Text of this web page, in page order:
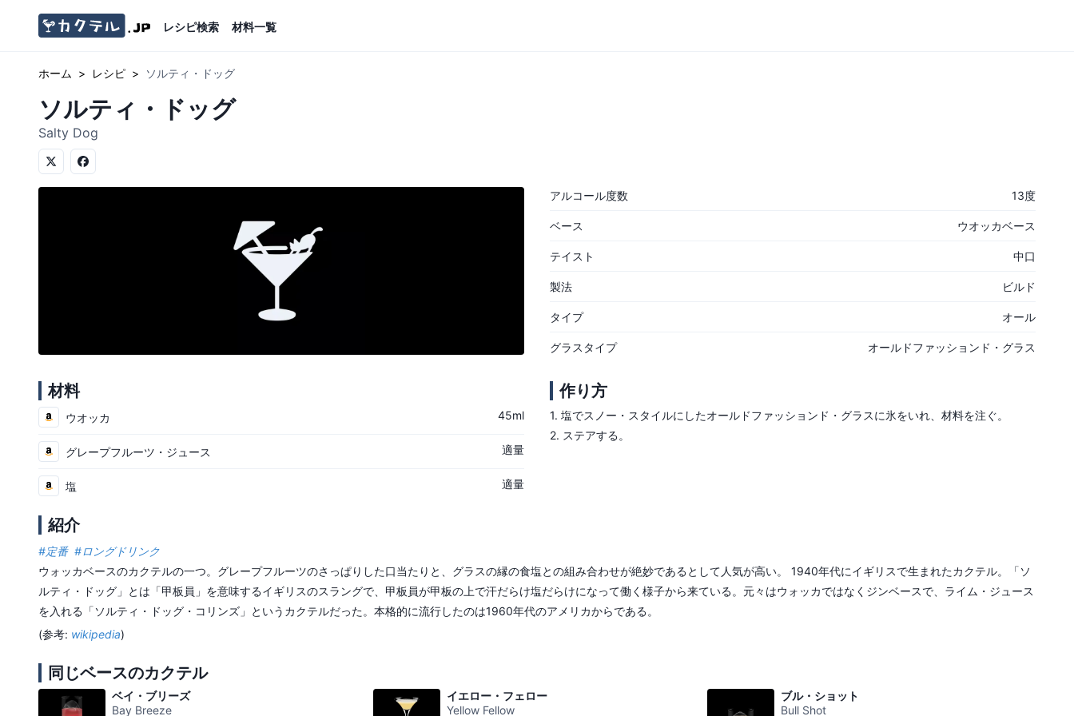
レシピ検索 材料一覧
ホーム > レシピ > ソルティ・ドッグ
ソルティ・ドッグ
Salty Dog
アルコール度数 13度
ベース ウオッカベース
テイスト 中口
製法 ビルド
タイプ オール
グラスタイプ オールドファッションド・グラス
材料
ウオッカ 45ml
グレープフルーツ・ジュース 適量
塩 適量
作り方
1. 塩でスノー・スタイルにしたオールドファッションド・グラスに氷をいれ、材料を注ぐ。
2. ステアする。
紹介
#定番 #ロングドリンク
ウォッカベースのカクテルの一つ。グレープフルーツのさっぱりした口当たりと、グラスの縁の食塩との組み合わせが絶妙であるとして人気が高い。 1940年代にイギリスで生まれたカクテル。「ソ
ルティ・ドッグ」とは「甲板員」を意味するイギリスのスラングで、甲板員が甲板の上で汗だらけ塩だらけになって働く様子から来ている。元々はウォッカではなくジンベースで、ライム・ジュース
を入れる「ソルティ・ドッグ・コリンズ」というカクテルだった。本格的に流行したのは1960年代のアメリカからである。
(参考: wikipedia)
同じベースのカクテル
ベイ・ブリーズ
Bay Breeze
イエロー・フェロー
Yellow Fellow
ブル・ショット
Bull Shot